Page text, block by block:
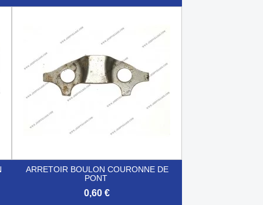
ARRETOIR BOULON COURONNE DE
PONT
0,60 €